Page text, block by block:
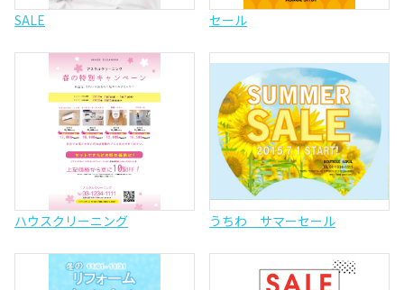
SALE セール
ハウスクリーニング うちわ サマーセール